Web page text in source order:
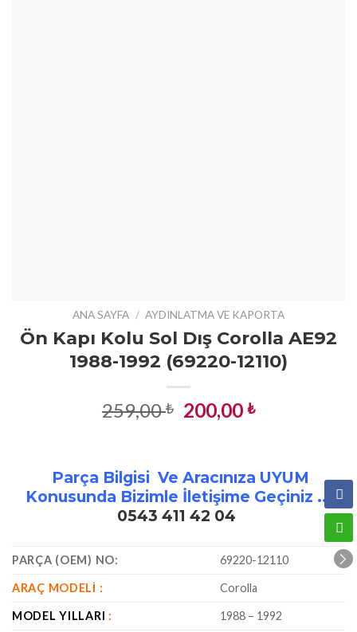
ANA SAYFA / AYDINLATMA VE KAPORTA
Ön Kapı Kolu Sol Dış Corolla AE92
1988-1992 (69220-12110)
259,00₺ Orijinal
fiyat:
200,00₺Şu
200,00 ₺.
Parça Bilgisi Ve Aracınıza UYUM
Konusunda Bizimle İletişime Geçiniz ..!
0543 411 42 04
PARÇA (OEM) NO: 69220-12110
ARAÇ MODELI : Corolla
MODEL YILLARI : 1988 – 1992